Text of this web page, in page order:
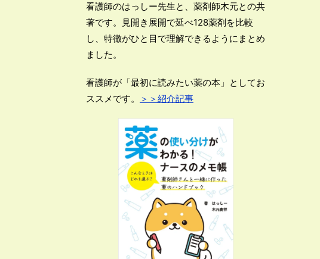
看護師のはっしー先生と、薬剤師木元との共
著です。見開き展開で延べ128薬剤を比較
し、特徴がひと目で理解できるようにまとめ
ました。
看護師が「最初に読みたい薬の本」としてお
ススメです。
＞＞紹介記事